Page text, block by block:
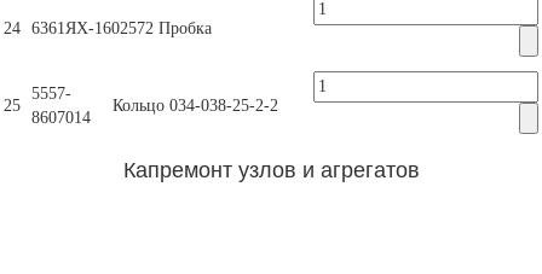
24 6361ЯХ-1602572 Пробка
25
5557-
8607014
Кольцо 034-038-25-2-2
Капремонт узлов и агрегатов